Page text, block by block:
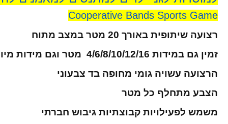
Cooperative Bands Sports Game
רצועה שיתופית באורך 20 מטר במצב מתוח
זמין גם במידות 4/6/8/10/12/16
מטר וגם מידות
הרצועה עשויה גומי מחופה בד צבעוני
הצבע מתחלף כל מטר
משמש לפעילויות קבוצתיות גיבוש חברתי